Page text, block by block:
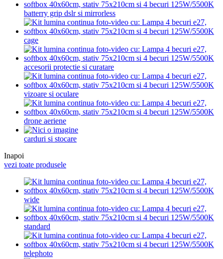
batterry grip dslr si mirrorless
cage
accesorii protectie si curatare
vizoare si oculare
drone aeriene
carduri si stocare
Inapoi
vezi toate produsele
wide
standard
telephoto